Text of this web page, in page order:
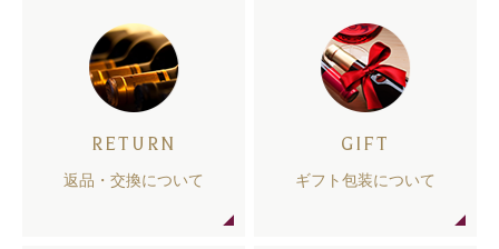
RETURN
返品・交換について
GIFT
ギフト包装について